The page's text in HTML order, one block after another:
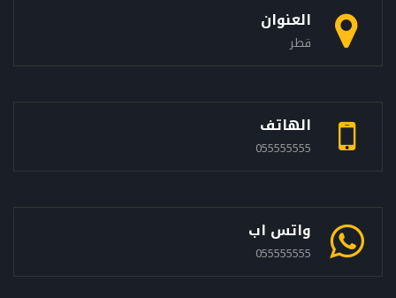
العنوان
قطر
الهاتف
055555555
واتس اب
055555555